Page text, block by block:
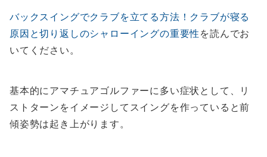
バックスイングでクラブを立てる方法！クラブが寝る
原因と切り返しのシャローイングの重要性 を読んでお
いてください。
基本的にアマチュアゴルファーに多い症状として、リ
ストターンをイメージしてスイングを作っていると前
傾姿勢は起き上がります。